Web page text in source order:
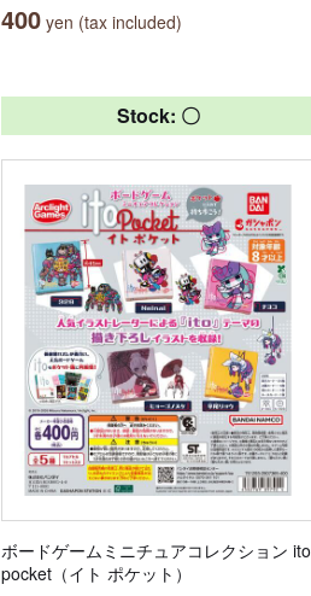
400 yen (tax included)
Stock: 〇
ボードゲームミニチュアコレクション ito
pocket（イト ポケット）